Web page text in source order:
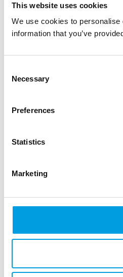
This website uses cookies
We use cookies to
information that you’ve
Selection
Necessary
Preferences
Statistics
Marketing